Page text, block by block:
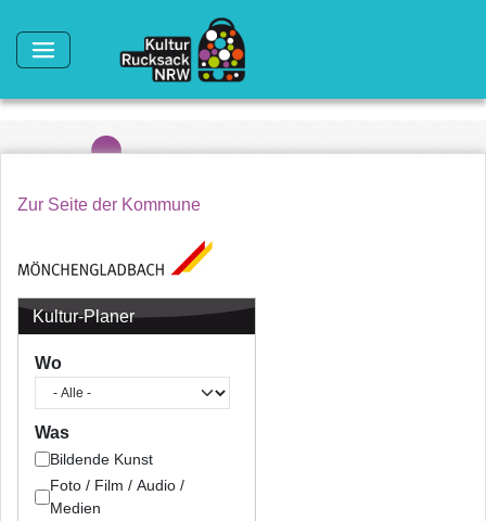
Zur Seite der Kommune
Kultur-Planer
Wo
Was
Bildende Kunst
Foto / Film / Audio /
Medien